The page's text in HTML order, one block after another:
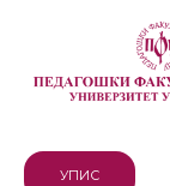
УПИС